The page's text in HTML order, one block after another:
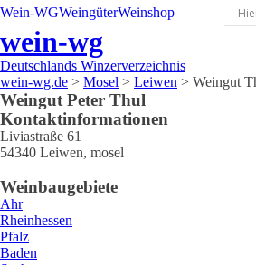
Wein-WGWeingüterWeinshop
wein-wg
Deutschlands Winzerverzeichnis
wein-wg.de > Mosel > Leiwen > Weingut
Weingut Peter Thul
Kontaktinformationen
Liviastraße 61
54340 Leiwen, mosel
Weinbaugebiete
Ahr
Rheinhessen
Pfalz
Baden